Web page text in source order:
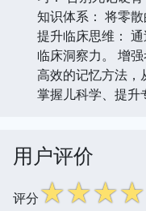
知识体系： 将零散
提升临床思维：
临床洞察力。 增
高效的记忆方法，
掌握儿科学、提升
用户评价
评分☆☆☆☆